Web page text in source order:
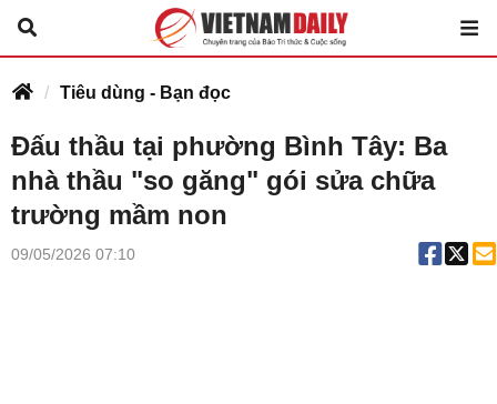
Tiêu dùng - Bạn đọc
Đấu thầu tại phường Bình Tây: Ba
nhà thầu "so găng" gói sửa chữa
trường mầm non
09/05/2026 07:10